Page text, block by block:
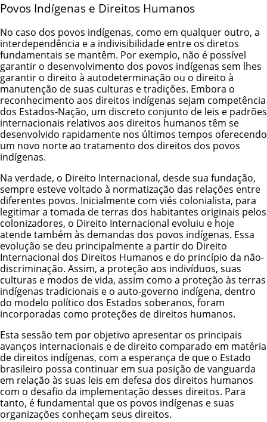
Povos Indígenas e Direitos Humanos
No caso dos povos indígenas, como em qualquer outro, a
interdependência e a indivisibilidade entre os diretos
fundamentais se mantêm. Por exemplo, não é possível
garantir o desenvolvimento dos povos indígenas sem lhes
garantir o direito à autodeterminação ou o direito à
manutenção de suas culturas e tradições. Embora o
reconhecimento aos direitos indígenas sejam competência
dos Estados-Nação, um discreto conjunto de leis e padrões
internacionais relativos aos direitos humanos têm se
desenvolvido rapidamente nos últimos tempos oferecendo
um novo norte ao tratamento dos direitos dos povos
indígenas.
Na verdade, o Direito Internacional, desde sua fundação,
sempre esteve voltado à normatização das relações entre
diferentes povos. Inicialmente com viés colonialista, para
legitimar a tomada de terras dos habitantes originais pelos
colonizadores, o Direito Internacional evoluiu e hoje
atende também às demandas dos povos indígenas. Essa
evolução se deu principalmente a partir do Direito
Internacional dos Direitos Humanos e do princípio da não-
discriminação. Assim, a proteção aos indivíduos, suas
culturas e modos de vida, assim como a proteção às terras
indígenas tradicionais e o auto-governo indígena, dentro
do modelo político dos Estados soberanos, foram
incorporadas como proteções de direitos humanos.
Esta sessão tem por objetivo apresentar os principais
avanços internacionais e de direito comparado em matéria
de direitos indígenas, com a esperança de que o Estado
brasileiro possa continuar em sua posição de vanguarda
em relação às suas leis em defesa dos direitos humanos
com o desafio da implementação desses direitos. Para
tanto, é fundamental que os povos indígenas e suas
organizações conheçam seus direitos.